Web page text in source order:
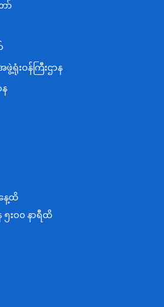
ာ်
ရုံးဝန်ကြီးဌာန
န
န
စက်မှုဝန်ကြီးဌာန
ါင်းဆောင်ရွက်ရေးဝန်ကြီးဌာန
ာန
းမှုဝန်ကြီးဌာန
းနှင့်ဆည်မြောင်းဝန်ကြီးဌာန
ရေးဝန်ကြီးဌာန
င်ထိန်းသိမ်းရေးဝန်ကြီးဌာန
ေ့ထိ
၅းဝ၀ နာရီထိ